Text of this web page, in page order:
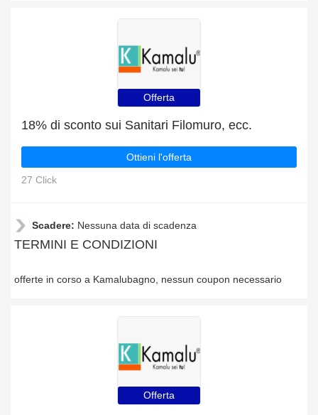
Offerta
18% di sconto sui Sanitari Filomuro, ecc.
Ottieni l'offerta
27 Click
Scadere: Nessuna data di scadenza
TERMINI E CONDIZIONI
offerte in corso a Kamalubagno, nessun coupon necessario
Offerta